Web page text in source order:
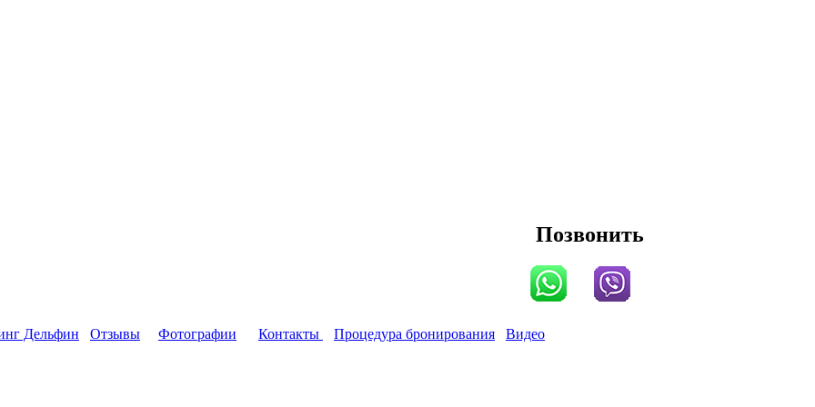
Позвонить
Дельфин Отзывы Фотографии Контакты Процедура бронирования Видео